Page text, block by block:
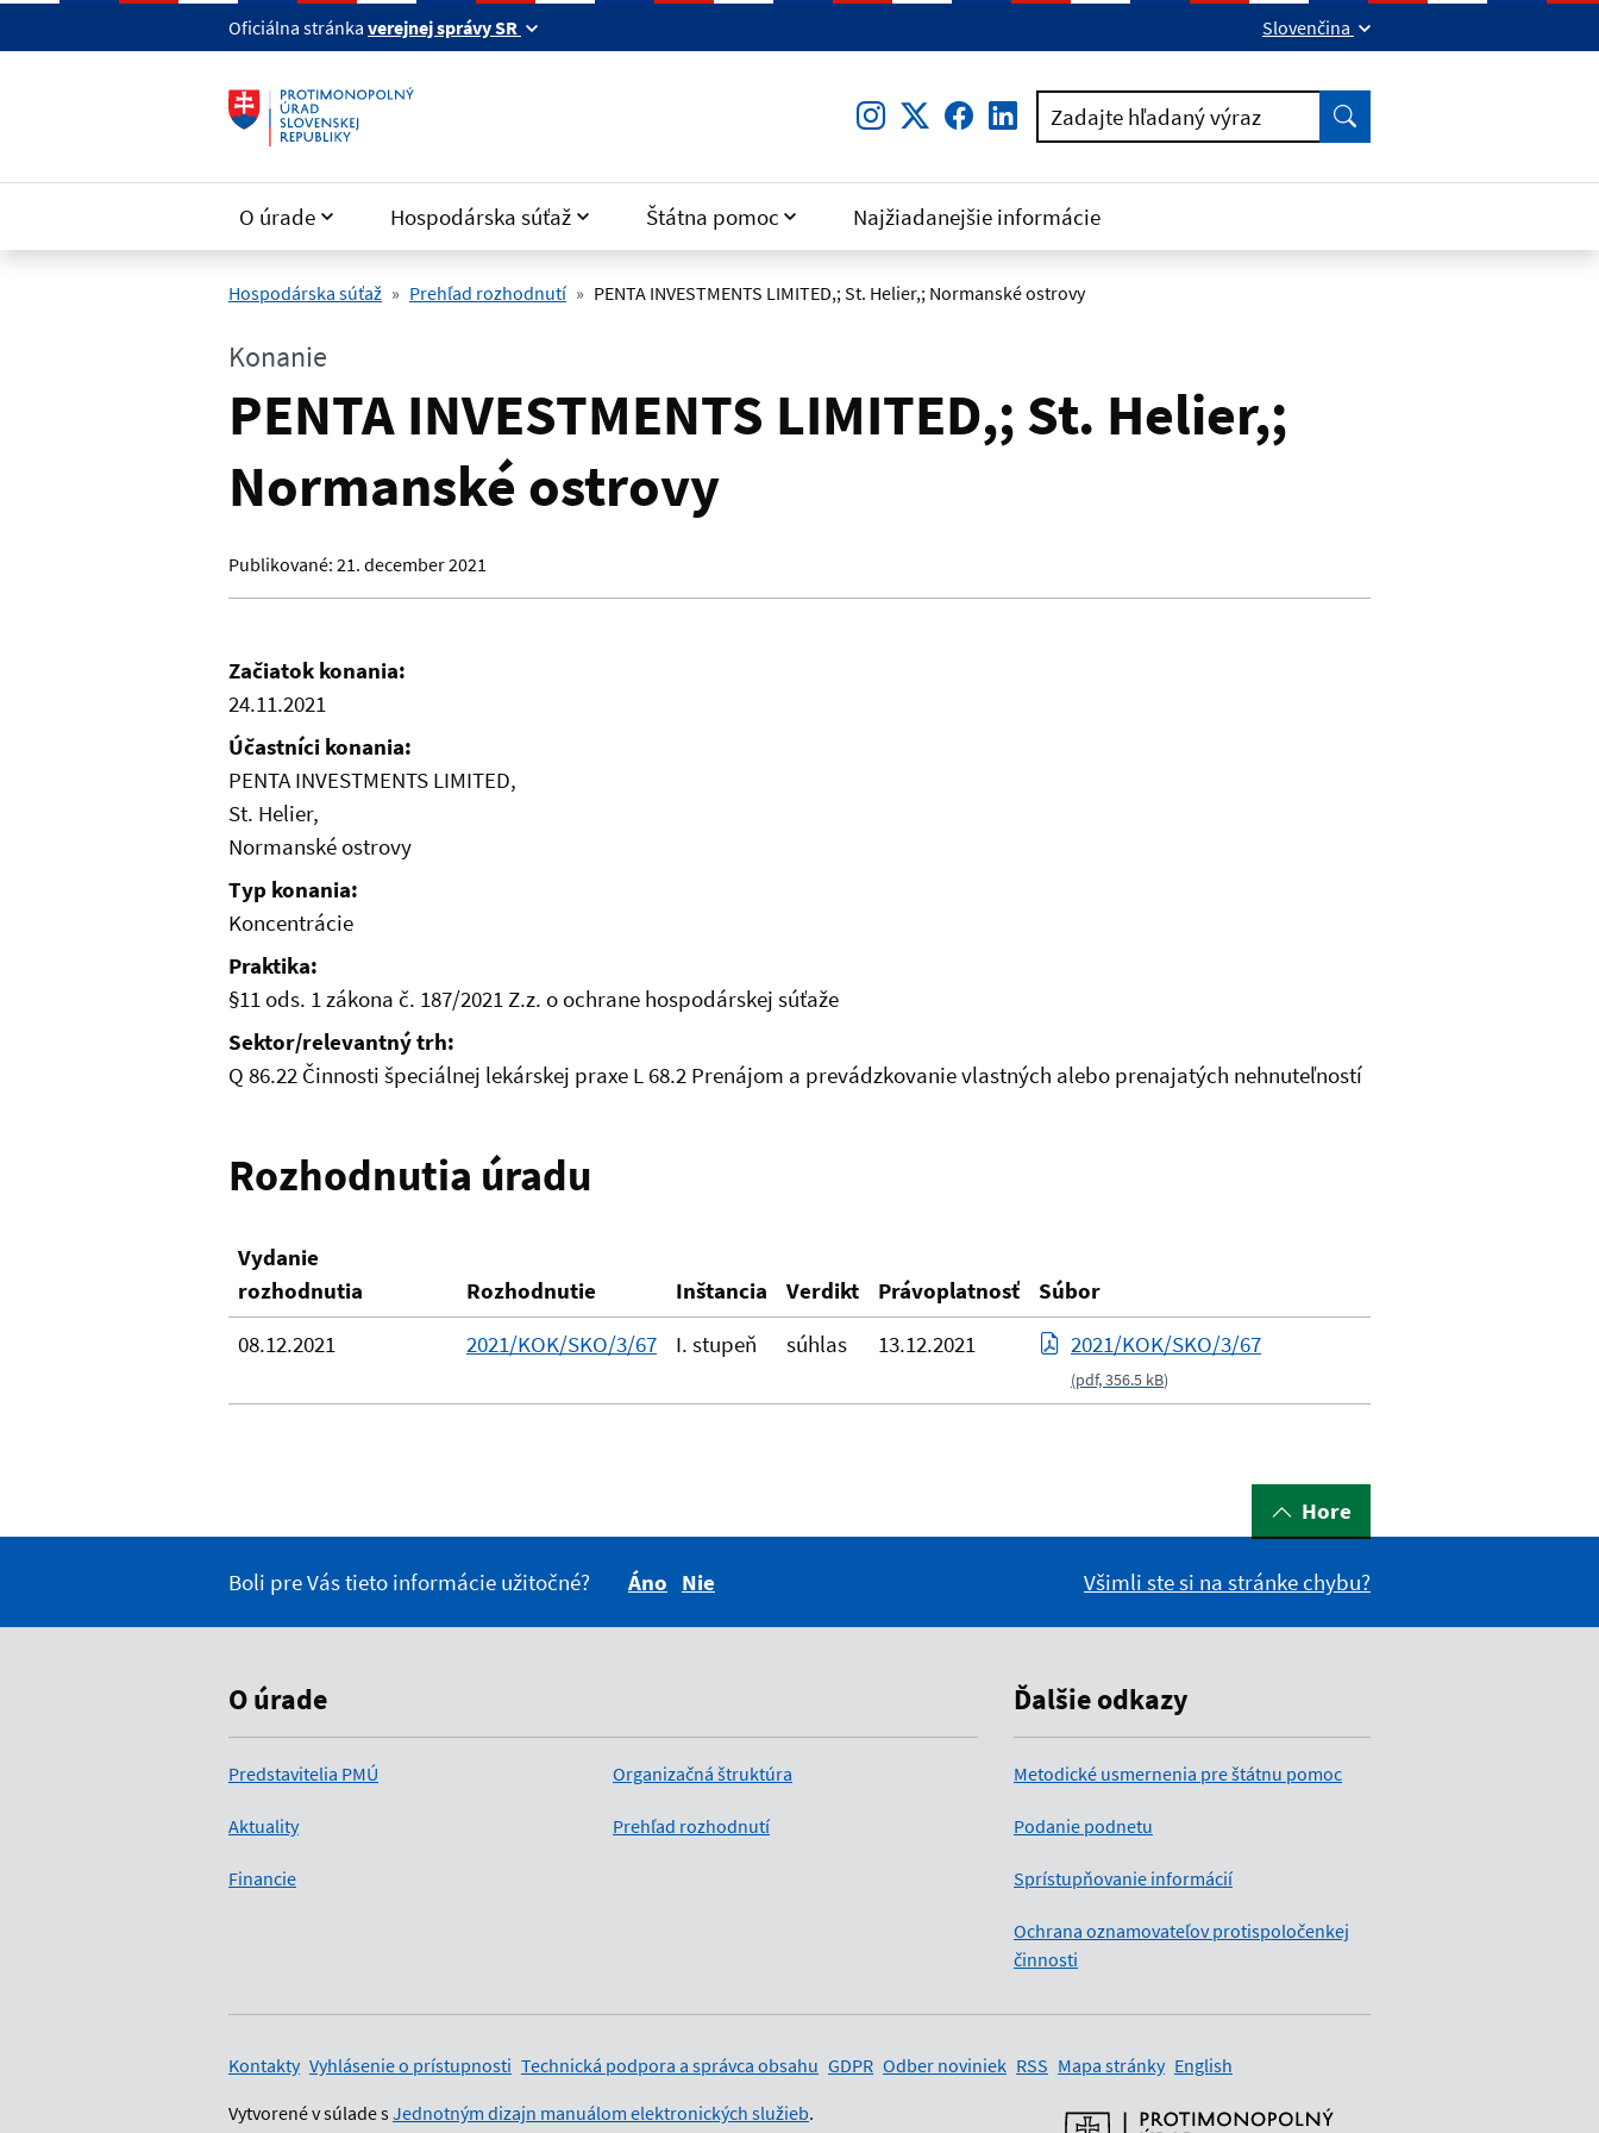
Preskočiť na hlavný obsahOficiálna stránka verejnej správy SR Slovenčina
Instagram
Twitter
Facebook
LinkedIn
Zadajte hľadaný výraz Vyhľadať
O úrade Hospodárska súťaž Štátna pomoc Najžiadanejšie informácie
Hospodárska súťaž Prehľad rozhodnutí PENTA INVESTMENTS LIMITED,; St. Helier,; Normanské ostrovy
Konanie
PENTA INVESTMENTS LIMITED,; St. Helier,;
Normanské ostrovy
Publikované: 21. december 2021
Začiatok konania:
24.11.2021
Účastníci konania:
PENTA INVESTMENTS LIMITED,
St. Helier,
Normanské ostrovy
Typ konania:
Koncentrácie
Praktika:
§11 ods. 1 zákona č. 187/2021 Z.z. o ochrane hospodárskej súťaže
Sektor/relevantný trh:
Q 86.22 Činnosti špeciálnej lekárskej praxe L 68.2 Prenájom a prevádzkovanie vlastných alebo prenajatých nehnuteľností
Rozhodnutia úradu
Vydanie
rozhodnutia
Rozhodnutie Inštancia Verdikt Právoplatnosť
Súbor
08.12.2021
2021/KOK/SKO/3/67 I. stupeň súhlas 13.12.2021 2021/KOK/SKO/3/67
(pdf, 356.5 kB)
Hore
Boli pre Vás tieto informácie užitočné? Áno Nie Všimli ste si na stránke chybu?
O úrade
Predstavitelia PMÚ
Aktuality
Financie
Organizačná štruktúra
Prehľad rozhodnutí
Ďalšie odkazy
Metodické usmernenia pre štátnu pomoc
Podanie podnetu
Sprístupňovanie informácií
Ochrana oznamovateľov protispoločenkej
činnosti
Pomocné odkazy
Kontakty Vyhlásenie o prístupnosti Technická podpora a správca obsahu GDPR Odber noviniek RSS Mapa stránky English
Vytvorené v súlade sJednotným dizajn manuálom elektronických služieb.